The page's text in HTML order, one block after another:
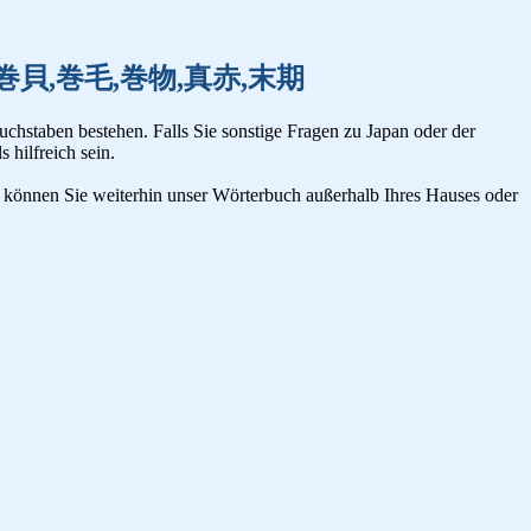
貝,巻毛,巻物,真赤,末期
bestehen. Falls Sie sonstige Fragen zu Japan oder der
hilfreich sein.
Sie weiterhin unser Wörterbuch außerhalb Ihres Hauses oder